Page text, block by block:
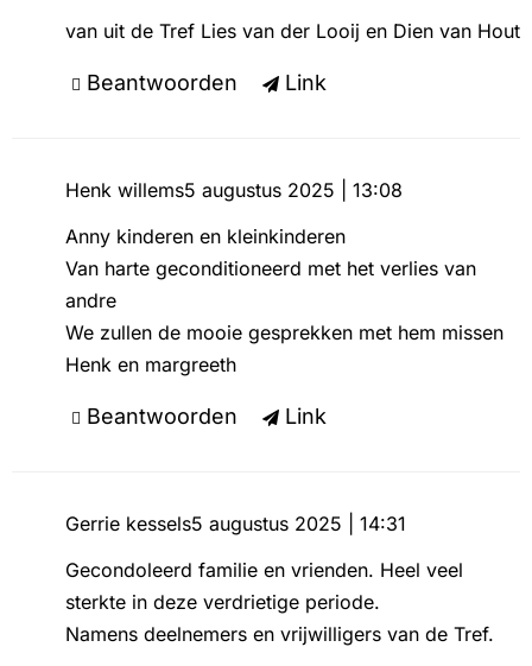
van uit de Tref Lies van der Looij en Dien van Hout
Beantwoorden Link
Henk willems5 augustus 2025 | 13:08
Anny kinderen en kleinkinderen
Van harte geconditioneerd met het verlies van
andre
We zullen de mooie gesprekken met hem missen
Henk en margreeth
Beantwoorden Link
Gerrie kessels5 augustus 2025 | 14:31
Gecondoleerd familie en vrienden. Heel veel
sterkte in deze verdrietige periode.
Namens deelnemers en vrijwilligers van de Tref.